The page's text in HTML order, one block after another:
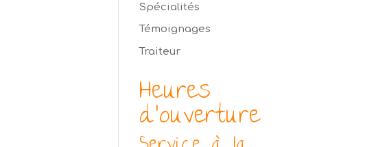
Spécialités
Témoignages
Traiteur
Heures
d’ouverture